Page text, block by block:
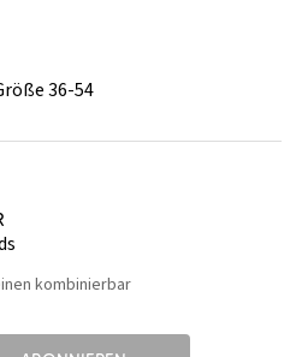
36-54
kombinierbar